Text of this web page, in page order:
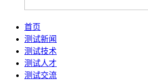
首页
测试新闻
测试技术
测试人才
测试交流